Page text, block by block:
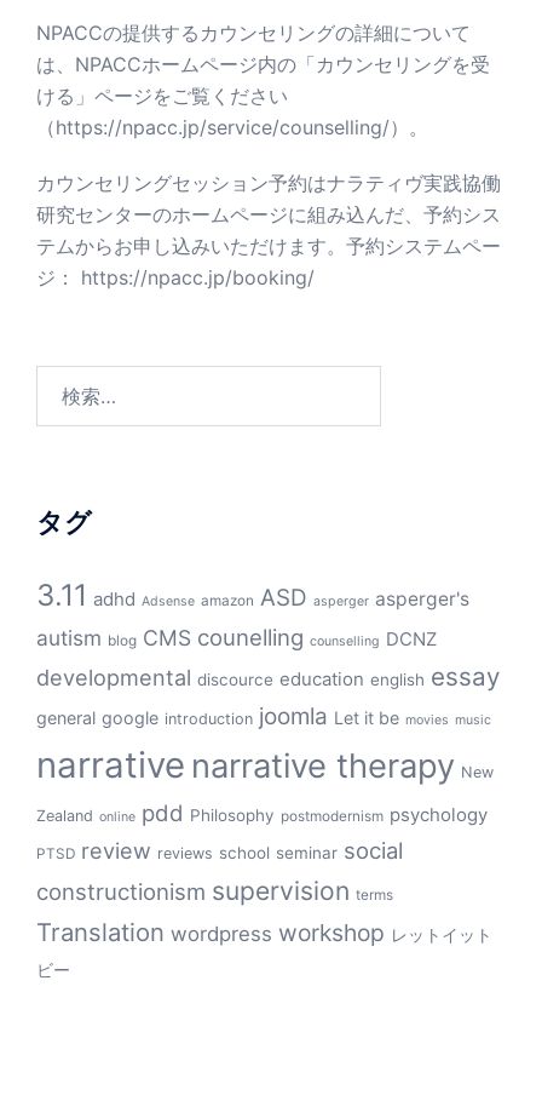
NPACCの提供するカウンセリングの詳細について
は、NPACCホームページ内の「カウンセリングを受
ける」ページをご覧ください
（https://npacc.jp/service/counselling/）。
カウンセリングセッション予約はナラティヴ実践協働
研究センターのホームページに組み込んだ、予約シス
テムからお申し込みいただけます。予約システムペー
ジ： https://npacc.jp/booking/
タグ
3.11 adhd Adsense amazon ASD asperger asperger's
autism blog CMS counelling counselling DCNZ
developmental discource education english essay
general google introduction joomla Let it be movies music
narrative narrative therapy New
Zealand online pdd Philosophy postmodernism psychology
PTSD review reviews school seminar social
constructionism supervision terms
Translation wordpress workshop レットイット
ビー